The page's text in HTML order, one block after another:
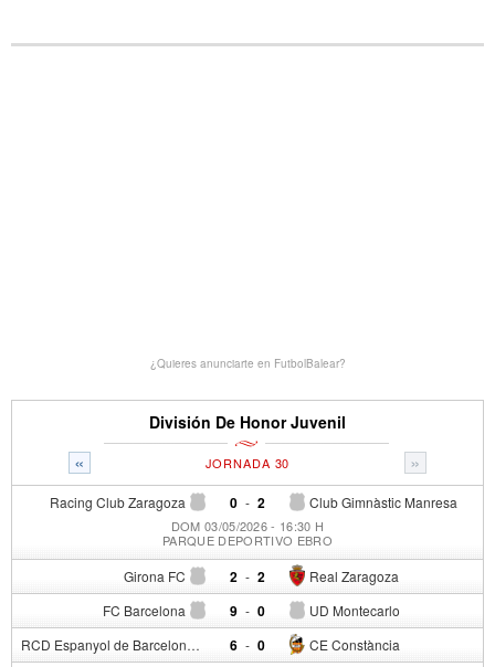
¿Quieres anunciarte en FutbolBalear?
División De Honor Juvenil
« »
JORNADA 30
Racing Club Zaragoza 0 - Club Gimnàstic Manresa
2
DOM 03/05/2026 - 16:30 H
PARQUE DEPORTIVO EBRO
Girona FC 2 - Real Zaragoza
2
FC Barcelona 9 - UD Montecarlo
0
RCD Espanyol de Barcelona 6 - CE Constància
0